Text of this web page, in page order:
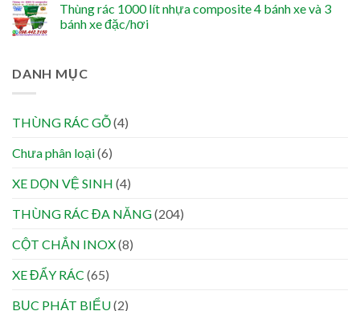
Thùng rác 1000 lít nhựa composite 4 bánh xe và 3
bánh xe đặc/hơi
DANH MỤC
THÙNG RÁC GỖ(4)
Chưa phân loại(6)
XE DỌN VỆ SINH (4)
THÙNG RÁC ĐA NĂNG(204)
CỘT CHẮN INOX(8)
XE ĐẨY RÁC (65)
BỤC PHÁT BIỂU(2)